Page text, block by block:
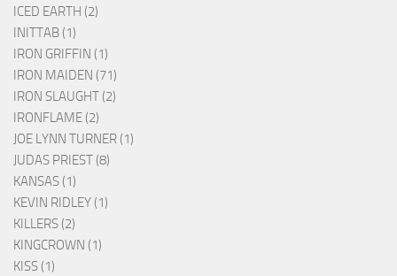
ICED EARTH (2)
INITTAB (1)
IRON GRIFFIN (1)
IRON MAIDEN (71)
IRON SLAUGHT (2)
IRONFLAME (2)
JOE LYNN TURNER (1)
JUDAS PRIEST (8)
KANSAS (1)
KEVIN RIDLEY (1)
KILLERS (2)
KINGCROWN (1)
KISS (1)